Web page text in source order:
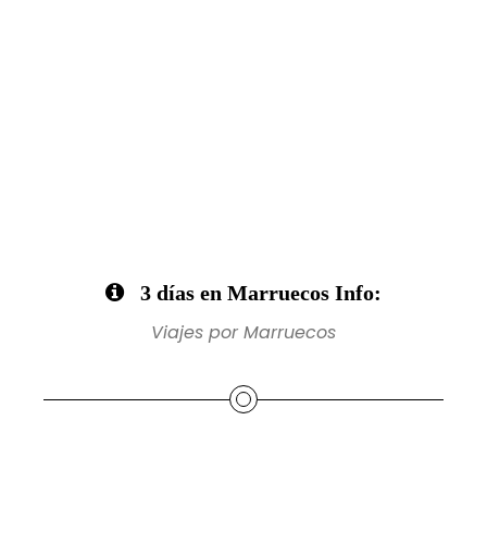
3 días en Marruecos Info:
Viajes por Marruecos